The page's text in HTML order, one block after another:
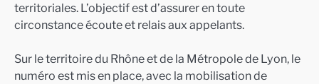
territoriales. L’objectif est d’assurer en toute
circonstance écoute et relais aux appelants.
Sur le territoire du Rhône et de la Métropole de Lyon, le
numéro est mis en place, avec la mobilisation de